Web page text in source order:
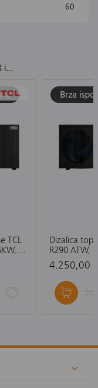
60
i...
TCL
220-
3KW,
Dizalica
R290 ATW,
Monoblok,
240 V, 50
Električni
crna
4.250,00